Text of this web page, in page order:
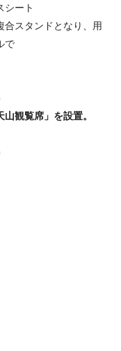
シート
合スタンドとなり、用
で
観覧席」を設置。